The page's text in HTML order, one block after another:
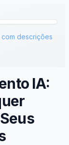
com descrições
IA: